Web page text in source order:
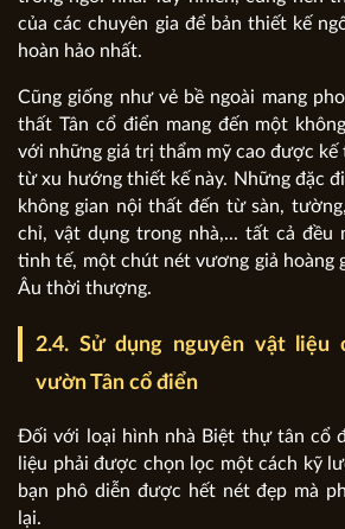
của các chuyên gia để bản thiết kế
hoàn hảo nhất.
Cũng giống như vẻ bề ngoài mang
thất Tân cổ điển mang đến một
với những giá trị thẩm mỹ cao được
từ xu hướng thiết kế này. Những đặc
không gian nội thất đến từ sàn,
chỉ, vật dụng trong nhà,... tất cả đều
tinh tế, một chút nét vương giả hoàng
Âu thời thượng.
2.4. Sử dụng nguyên vật liệu
vườn Tân cổ điển
Đối với loại hình nhà Biệt thự tân cổ
liệu phải được chọn lọc một cách kỹ
bạn phô diễn được hết nét đẹp mà
lại.